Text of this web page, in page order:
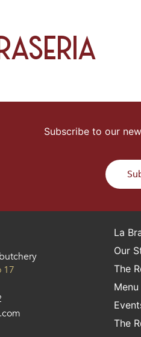
Subscribe to our
17
La
Our
The
Menu
The